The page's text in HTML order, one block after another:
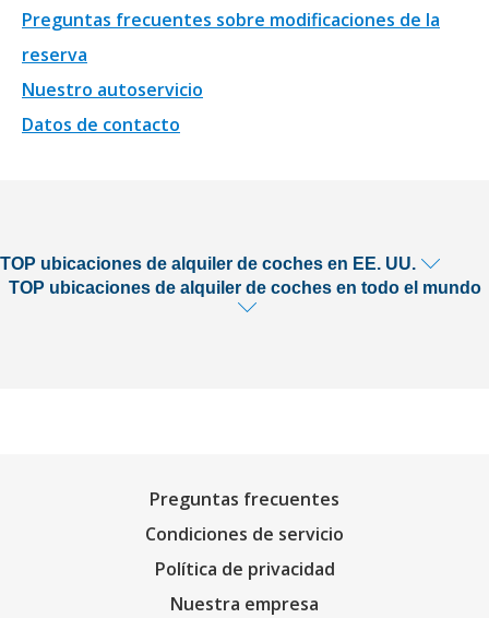
Preguntas frecuentes sobre modificaciones de la
reserva
Nuestro autoservicio
Datos de contacto
TOP ubicaciones de alquiler de coches en EE. UU.
TOP ubicaciones de alquiler de coches en todo el mundo
Preguntas frecuentes
Condiciones de servicio
Política de privacidad
Nuestra empresa